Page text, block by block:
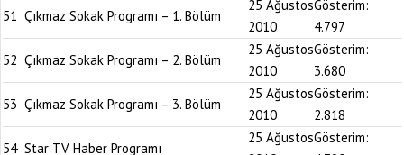
51 Çıkmaz Sokak Programı – 1. Bölüm
25 Ağustos
2010
Gösterim:
4.797
52 Çıkmaz Sokak Programı – 2. Bölüm
25 Ağustos
2010
Gösterim:
3.680
53 Çıkmaz Sokak Programı – 3. Bölüm
25 Ağustos
2010
Gösterim:
2.818
54 Star TV Haber Programı
25 AğustosGösterim: